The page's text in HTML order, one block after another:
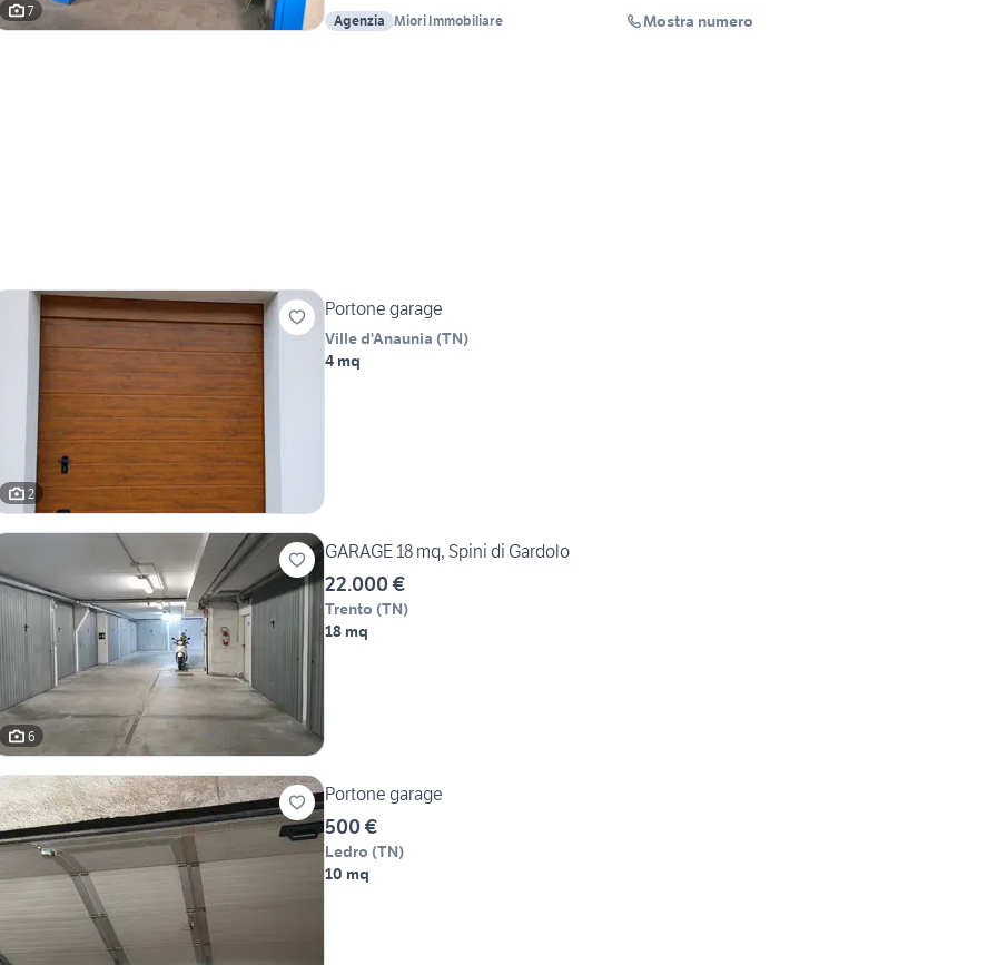
7
Agenzia Miori Immobiliare Mostra numero
2
Portone garage
Ville d'Anaunia (TN)
4 mq
6
GARAGE 18 mq, Spini di Gardolo
22.000 €
Trento (TN)
18 mq
Portone garage
500 €
Ledro (TN)
10 mq